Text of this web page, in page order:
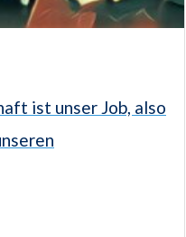
ist unser Job, also